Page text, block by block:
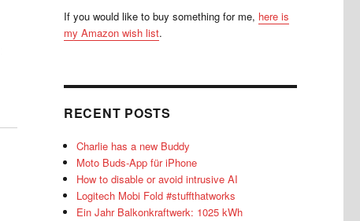
If you would like to buy something for me, here is
my Amazon wish list.
RECENT POSTS
Charlie has a new Buddy
Moto Buds-App für iPhone
How to disable or avoid intrusive AI
Logitech Mobi Fold #stuffthatworks
Ein Jahr Balkonkraftwerk: 1025 kWh